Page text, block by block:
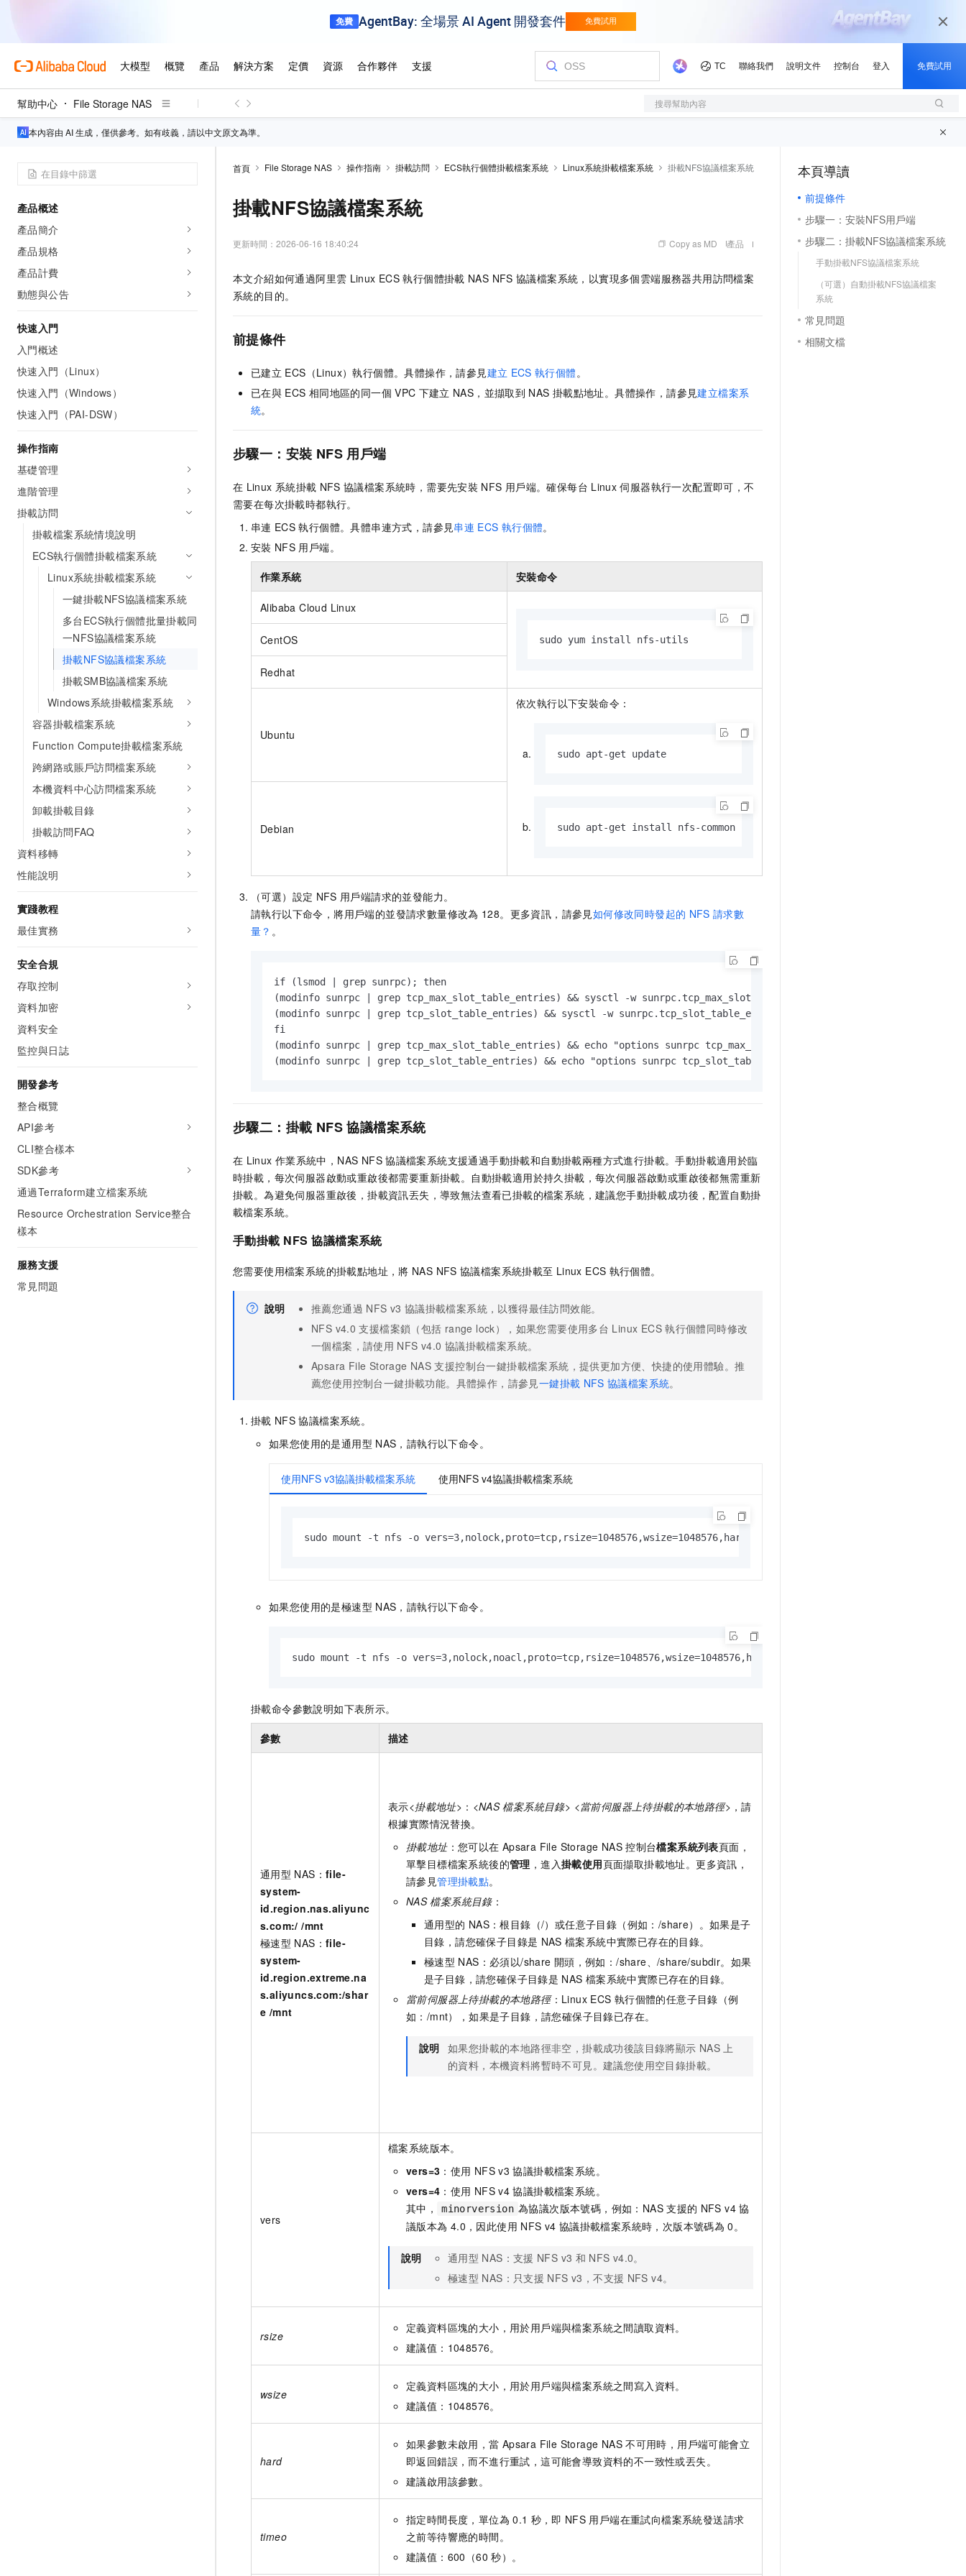
幫助中心 File Storage NAS 搜尋幫助內容
本內容由 AI 生成，僅供參考。如有歧義，請以中文原文為準。
產品概述
產品簡介
產品規格
產品計費
動態與公告
快速入門
入門概述
快速入門（Linux）
快速入門（Windows）
快速入門（PAI-DSW）
操作指南
基礎管理
進階管理
掛載訪問
掛載檔案系統情境說明
ECS執行個體掛載檔案系統
Linux系統掛載檔案系統
一鍵掛載NFS協議檔案系統
多台ECS執行個體批量掛載同
一NFS協議檔案系統
掛載NFS協議檔案系統
掛載SMB協議檔案系統
Windows系統掛載檔案系統
容器掛載檔案系統
Function Compute掛載檔案系統
跨網路或賬戶訪問檔案系統
本機資料中心訪問檔案系統
卸載掛載目錄
掛載訪問FAQ
資料移轉
性能說明
實踐教程
最佳實務
安全合規
存取控制
資料加密
資料安全
監控與日誌
開發參考
整合概覽
API參考
CLI整合樣本
SDK參考
通過Terraform建立檔案系統
Resource Orchestration Service整合
樣本
服務支援
常見問題
首頁 File Storage NAS 操作指南 掛載訪問 ECS執行個體掛載檔案系統 Linux系統掛載檔案系統 掛載NFS協議檔案系統
掛載NFS協議檔案系統
更新時間： 2026-06-16 18:40:24 Copy as MD 產品
本文介紹如何通過阿里雲 Linux ECS 執行個體掛載 NAS NFS 協議檔案系統，以實現多個雲端服務器共用訪問檔案
系統的目的。
前提條件
已建立 ECS（Linux）執行個體。具體操作，請參見建立 ECS 執行個體。
已在與 ECS 相同地區的同一個 VPC 下建立 NAS，並擷取到 NAS 掛載點地址。具體操作，請參見建立檔案系
統。
步驟一：安裝 NFS 用戶端
在 Linux 系統掛載 NFS 協議檔案系統時，需要先安裝 NFS 用戶端。確保每台 Linux 伺服器執行一次配置即可，不
需要在每次掛載時都執行。
串連 ECS 執行個體。具體串連方式，請參見串連 ECS 執行個體。
安裝 NFS 用戶端。
作業系統 安裝命令
Alibaba Cloud Linux
sudo yum install nfs-utils
CentOS
Redhat
Ubuntu
依次執行以下安裝命令：
sudo apt-get update
sudo apt-get install nfs-common
Debian
（可選）設定 NFS 用戶端請求的並發能力。
請執行以下命令，將用戶端的並發請求數量修改為 128。更多資訊，請參見如何修改同時發起的 NFS 請求數
量？ 。
if (lsmod | grep sunrpc); then
(modinfo sunrpc | grep tcp_max_slot_table_entries) && sysctl -w sunrpc.tcp_max_slot_table_entries=128
(modinfo sunrpc | grep tcp_slot_table_entries) && sysctl -w sunrpc.tcp_slot_table_entries=128
fi
(modinfo sunrpc | grep tcp_max_slot_table_entries) && echo "options sunrpc tcp_max_slot_table_entries=128" >> /etc/
(modinfo sunrpc | grep tcp_slot_table_entries) && echo "options sunrpc tcp_slot_table_entries=128" >> /etc/modprobe.d/
步驟二：掛載 NFS 協議檔案系統
在 Linux 作業系統中，NAS NFS 協議檔案系統支援通過手動掛載和自動掛載兩種方式進行掛載。手動掛載適用於臨
時掛載，每次伺服器啟動或重啟後都需要重新掛載。自動掛載適用於持久掛載，每次伺服器啟動或重啟後都無需重新
掛載。為避免伺服器重啟後，掛載資訊丟失，導致無法查看已掛載的檔案系統，建議您手動掛載成功後，配置自動掛
載檔案系統。
手動掛載 NFS 協議檔案系統
您需要使用檔案系統的掛載點地址，將 NAS NFS 協議檔案系統掛載至 Linux ECS 執行個體。
說明 推薦您通過 NFS v3 協議掛載檔案系統，以獲得最佳訪問效能。
NFS v4.0 支援檔案鎖（包括 range lock），如果您需要使用多台 Linux ECS 執行個體同時修改
一個檔案，請使用 NFS v4.0 協議掛載檔案系統。
Apsara File Storage NAS 支援控制台一鍵掛載檔案系統，提供更加方便、快捷的使用體驗。推
薦您使用控制台一鍵掛載功能。具體操作，請參見一鍵掛載 NFS 協議檔案系統。
掛載 NFS 協議檔案系統。
如果您使用的是通用型 NAS，請執行以下命令。
使用NFS v3協議掛載檔案系統 使用NFS v4協議掛載檔案系統
sudo mount -t nfs -o vers=3,nolock,proto=tcp,rsize=1048576,wsize=1048576,hard,timeo=600,retrans=2,noresvport
如果您使用的是極速型 NAS，請執行以下命令。
sudo mount -t nfs -o
掛載命令參數說明如下表所示。
參數 描述
通用型 NAS： file-
system-
id.region.nas.aliyunc
s.com:/ /mnt
極速型 NAS： file-
system-
id.region.extreme.na
s.aliyuncs.com:/shar
e /mnt
表示<掛載地址>：<NAS 檔案系統目錄> <當前伺服器上待掛載的本地路徑>，請
根據實際情況替換。
掛載地址：您可以在 Apsara File Storage NAS 控制台檔案系統列表頁面，
單擊目標檔案系統後的管理 ，進入掛載使用頁面擷取掛載地址。更多資訊，
請參見管理掛載點。
NAS 檔案系統目錄：
通用型的 NAS：根目錄（/）或任意子目錄（例如： /share）。如果是子
目錄，請您確保子目錄是 NAS 檔案系統中實際已存在的目錄。
極速型 NAS：必須以/share 開頭，例如：/share、/share/subdir。如果
是子目錄，請您確保子目錄是 NAS 檔案系統中實際已存在的目錄。
當前伺服器上待掛載的本地路徑：Linux ECS 執行個體的任意子目錄（例
如： /mnt），如果是子目錄，請您確保子目錄已存在。
說明 如果您掛載的本地路徑非空，掛載成功後該目錄將顯示 NAS 上
的資料，本機資料將暫時不可見。建議您使用空目錄掛載。
vers
檔案系統版本。
vers=3 ：使用 NFS v3 協議掛載檔案系統。
vers=4 ：使用 NFS v4 協議掛載檔案系統。
其中，
minorversion 為協議次版本號碼，例如：NAS 支援的 NFS v4 協
議版本為 4.0，因此使用 NFS v4 協議掛載檔案系統時，次版本號碼為 0。
說明 通用型 NAS：支援 NFS v3 和 NFS v4.0。
極速型 NAS：只支援 NFS v3，不支援 NFS v4。
rsize
定義資料區塊的大小，用於用戶端與檔案系統之間讀取資料。
建議值：1048576。
wsize
定義資料區塊的大小，用於用戶端與檔案系統之間寫入資料。
建議值：1048576。
hard
如果參數未啟用，當 Apsara File Storage NAS 不可用時，用戶端可能會立
即返回錯誤，而不進行重試，這可能會導致資料的不一致性或丟失。
建議啟用該參數。
timeo
指定時間長度，單位為 0.1 秒，即 NFS 用戶端在重試向檔案系統發送請求
之前等待響應的時間。
建議值：600（60 秒）。
本頁導讀
前提條件
步驟一：安裝NFS用戶端
步驟二：掛載NFS協議檔案系統
手動掛載NFS協議檔案系統
（可選）自動掛載NFS協議檔案
系統
常見問題
相關文檔